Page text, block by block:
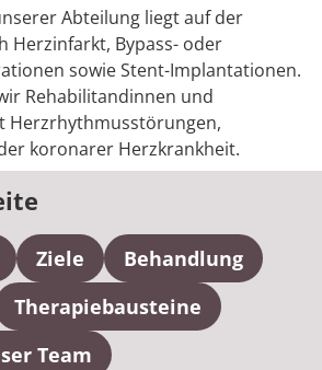
Abteilung liegt auf der
Herzinfarkt, Bypass- oder
sowie Stent-Implantationen.
Rehabilitandinnen und
Herzrhythmusstörungen,
koronarer Herzkrankheit.
Ziele
Behandlung
Therapiebausteine
Team